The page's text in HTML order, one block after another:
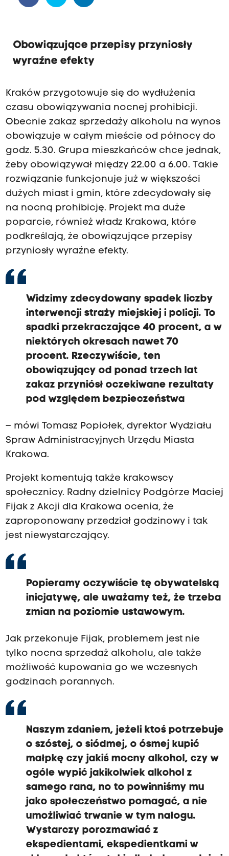
Obowiązujące przepisy przyniosły
wyraźne efekty
Kraków przygotowuje się do wydłużenia
czasu obowiązywania nocnej prohibicji.
Obecnie zakaz sprzedaży alkoholu na wynos
obowiązuje w całym mieście od północy do
godz. 5.30. Grupa mieszkańców chce jednak,
żeby obowiązywał między 22.00 a 6.00. Takie
rozwiązanie funkcjonuje już w większości
dużych miast i gmin, które zdecydowały się
na nocną prohibicję. Projekt ma duże
poparcie, również władz Krakowa, które
podkreślają, że obowiązujące przepisy
przyniosły wyraźne efekty.
Widzimy zdecydowany spadek liczby
interwencji straży miejskiej i policji. To
spadki przekraczające 40 procent, a w
niektórych okresach nawet 70
procent. Rzeczywiście, ten
obowiązujący od ponad trzech lat
zakaz przyniósł oczekiwane rezultaty
pod względem bezpieczeństwa
– mówi Tomasz Popiołek, dyrektor Wydziału
Spraw Administracyjnych Urzędu Miasta
Krakowa.
Projekt komentują także krakowscy
społecznicy. Radny dzielnicy Podgórze Maciej
Fijak z Akcji dla Krakowa ocenia, że
zaproponowany przedział godzinowy i tak
jest niewystarczający.
Popieramy oczywiście tę obywatelską
inicjatywę, ale uważamy też, że trzeba
zmian na poziomie ustawowym.
Jak przekonuje Fijak, problemem jest nie
tylko nocna sprzedaż alkoholu, ale także
możliwość kupowania go we wczesnych
godzinach porannych.
Naszym zdaniem, jeżeli ktoś potrzebuje
o szóstej, o siódmej, o ósmej kupić
małpkę czy jakiś mocny alkohol, czy w
ogóle wypić jakikolwiek alkohol z
samego rana, no to powinniśmy mu
jako społeczeństwo pomagać, a nie
umożliwiać trwanie w tym nałogu.
Wystarczy porozmawiać z
ekspedientami, ekspedientkami w